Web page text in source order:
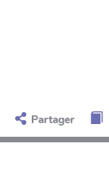
Partager